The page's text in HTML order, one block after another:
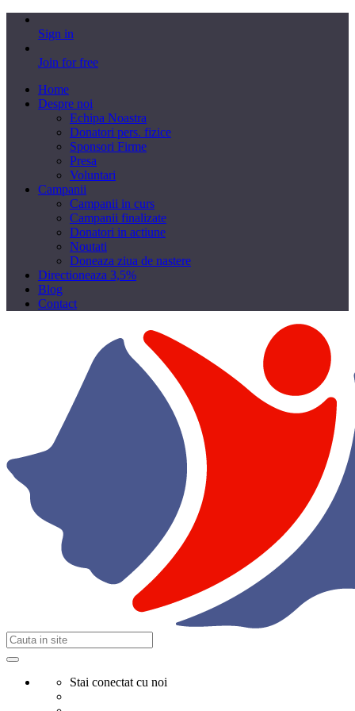
Sign in
Join for free
Home
Despre noi
Echipa Noastra
Donatori pers. fizice
Sponsori Firme
Presa
Voluntari
Campanii
Campanii in curs
Campanii finalizate
Donatori in actiune
Noutati
Doneaza ziua de nastere
Directioneaza 3,5%
Blog
Contact
Stai conectat cu noi